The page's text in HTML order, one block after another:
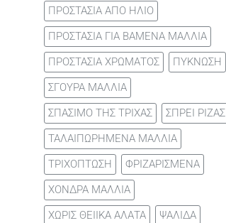
ΠΡΟΣΤΑΣΙΑ ΑΠΟ ΗΛΙΟ
ΠΡΟΣΤΑΣΙΑ ΓΙΑ ΒΑΜΕΝΑ ΜΑΛΛΙΑ
ΠΡΟΣΤΑΣΙΑ ΧΡΩΜΑΤΟΣ
ΠΥΚΝΩΣΗ
ΣΓΟΥΡΑ ΜΑΛΛΙΑ
ΣΠΑΣΙΜΟ ΤΗΣ ΤΡΙΧΑΣ
ΣΠΡΕΙ ΡΙΖΑΣ
ΤΑΛΑΙΠΩΡΗΜΕΝΑ ΜΑΛΛΙΑ
ΤΡΙΧΟΠΤΩΣΗ
ΦΡΙΖΑΡΙΣΜΕΝΑ
ΧΟΝΔΡΑ ΜΑΛΛΙΑ
ΧΩΡΙΣ ΘΕΙΙΚΑ ΑΛΑΤΑ
ΨΑΛΙΔΑ